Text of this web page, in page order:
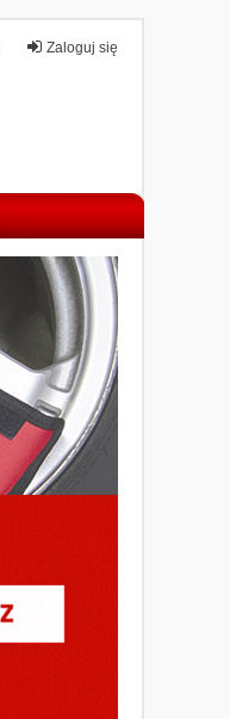
Zaloguj się